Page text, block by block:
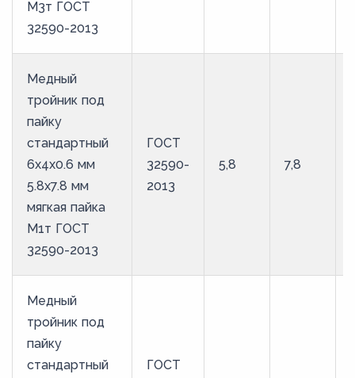
М3т ГОСТ
32590-2013
Медный
тройник под
пайку
стандартный
6х4х0.6 мм
5.8х7.8 мм
мягкая пайка
М1т ГОСТ
32590-2013
ГОСТ
32590-
2013
5,8 7,8
Медный
тройник под
пайку
стандартный
ГОСТ